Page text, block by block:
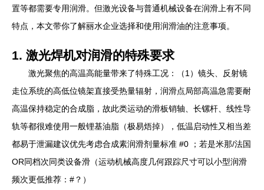
置等都需要专用润滑。但激光设备与普通机械设备在润滑上有不同
特点，本文带你了解丽水企业选择和使用润滑油的注意事项。
1. 激光焊机对润滑的特殊要求
激光聚焦的高温高能量带来了特殊工况：（1）镜头、反射镜
走位系统的高低位镜架直接受热量辐射，润滑点局部高温急需要耐
高温保持稳定的合成脂，故此类运动的滑板销轴、长镙杆、线性导
轨等都很难使用一般锂基油脂（极易焐掉），低温启动性又相当差
都易于泄漏建议优先考虑合成素润滑剂量标准 #0 ；若是米那/法国
OR同档次同类设备滑（运动机械高度几何跟踪尺寸可以小型润滑
频次更低推荐：#？）